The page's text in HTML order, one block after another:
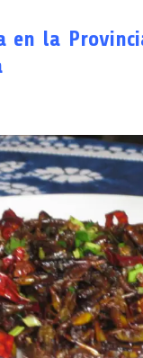
en la